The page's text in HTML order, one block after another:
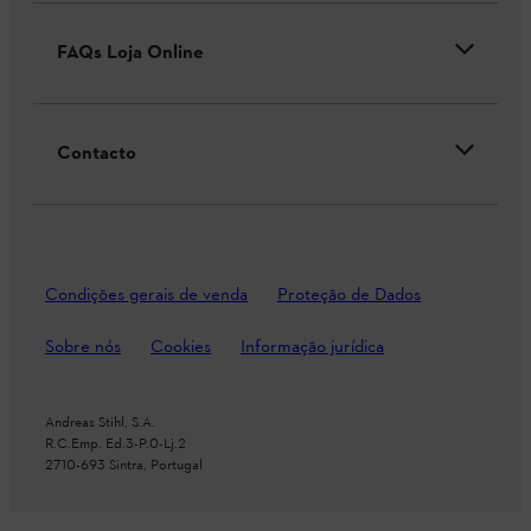
FAQs Loja Online
Contacto
Condições gerais de venda Proteção de Dados
Sobre nós Cookies Informação jurídica
Andreas Stihl, S.A.
R.C.Emp. Ed.3-P.0-Lj.2
2710-693 Sintra, Portugal